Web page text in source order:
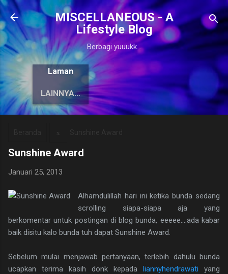
Langsung ke konten utama
MISCELLANEOUS - A
Lifestyle Blog
Berbagi yuuukk...
Laman
LAINNYA…
Sunshine Award
Januari 25, 2013
Alhamdulillah hari ini ketika bunda sedang
scrolling siapa-siapa aja yang
berkomentar untuk postingan di blog bunda, eeeee....ada kabar
baik disitu kalo bunda tuh dapat Sunshine Award.
Sebelum mulai menjawab pertanyaan, terlebih dahulu bunda
ucapkan terima kasih donk kepada liannyhendrawati yang